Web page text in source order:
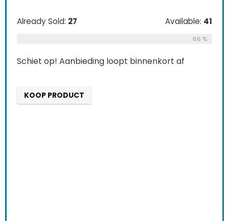
Already Sold: 27 Available: 41
66 %
Schiet op! Aanbieding loopt binnenkort af
KOOP PRODUCT